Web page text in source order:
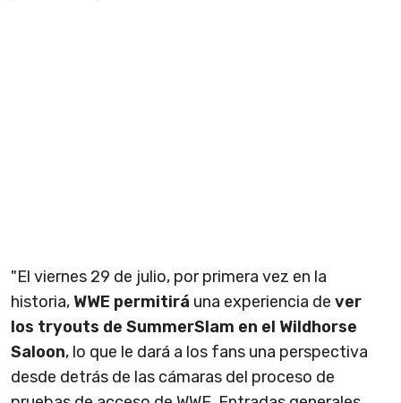
"El viernes 29 de julio, por primera vez en la
historia, WWE permitirá una experiencia de ver
los tryouts de SummerSlam en el Wildhorse
Saloon, lo que le dará a los fans una perspectiva
desde detrás de las cámaras del proceso de